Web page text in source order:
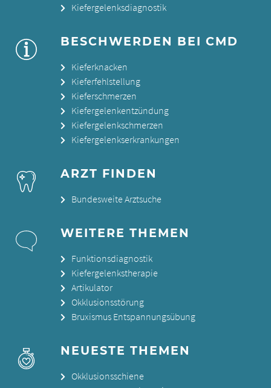
Kiefergelenksdiagnostik
BESCHWERDEN BEI CMD
Kieferknacken
Kieferfehlstellung
Kieferschmerzen
Kiefergelenkentzündung
Kiefergelenkschmerzen
Kiefergelenkserkrankungen
ARZT FINDEN
Bundesweite Arztsuche
WEITERE THEMEN
Funktionsdiagnostik
Kiefergelenkstherapie
Artikulator
Okklusionsstörung
Bruxismus Entspannungsübung
NEUESTE THEMEN
Okklusionsschiene